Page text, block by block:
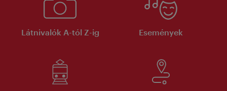
Látnivalók A-tól Z-ig Események